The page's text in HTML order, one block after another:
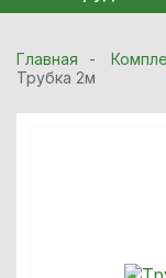
Главная
Трубка 2м